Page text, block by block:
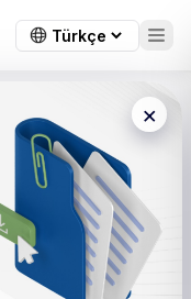
×
Eğitim